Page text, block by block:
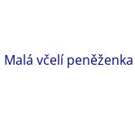
Malá včelí peněženka